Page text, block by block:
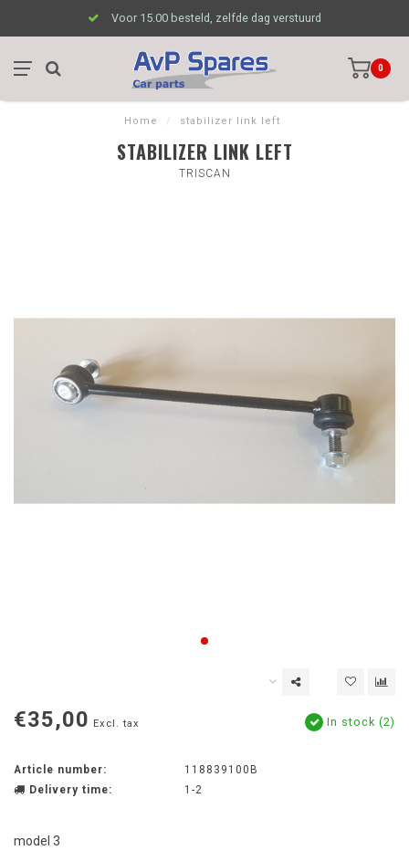
Voor 15.00 besteld, zelfde dag verstuurd
0
Home / stabilizer link left
STABILIZER LINK LEFT
TRISCAN
€35,00 Excl. tax In stock (2)
Article number:
118839100B
Delivery time:
1-2
model 3